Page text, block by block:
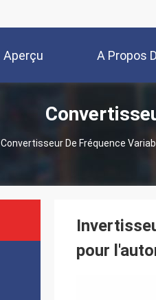
Aperçu A Propos
Convertisseur De Fréquence
pour